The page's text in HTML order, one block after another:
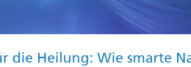
die Heilung: Wie smarte